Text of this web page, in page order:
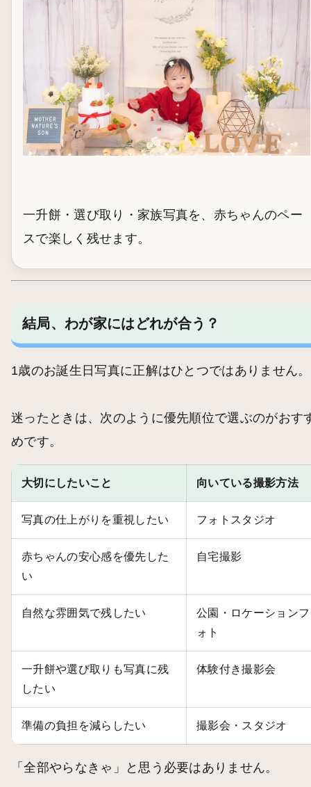
一升餅・選び取り・家族写真を、赤ちゃんのペー
スで楽しく残せます。
結局、わが家にはどれが合う？
1歳のお誕生日写真に正解はひとつではありません。
迷ったときは、次のように優先順位で選ぶのがおす
めです。
大切にしたいこと 向いている撮影方法
写真の仕上がりを重視したい フォトスタジオ
赤ちゃんの安心感を優先した
い
自宅撮影
自然な雰囲気で残したい
公園・ロケーションフ
ォト
一升餅や選び取りも写真に残
したい
体験付き撮影会
準備の負担を減らしたい 撮影会・スタジオ
「全部やらなきゃ」と思う必要はありません。